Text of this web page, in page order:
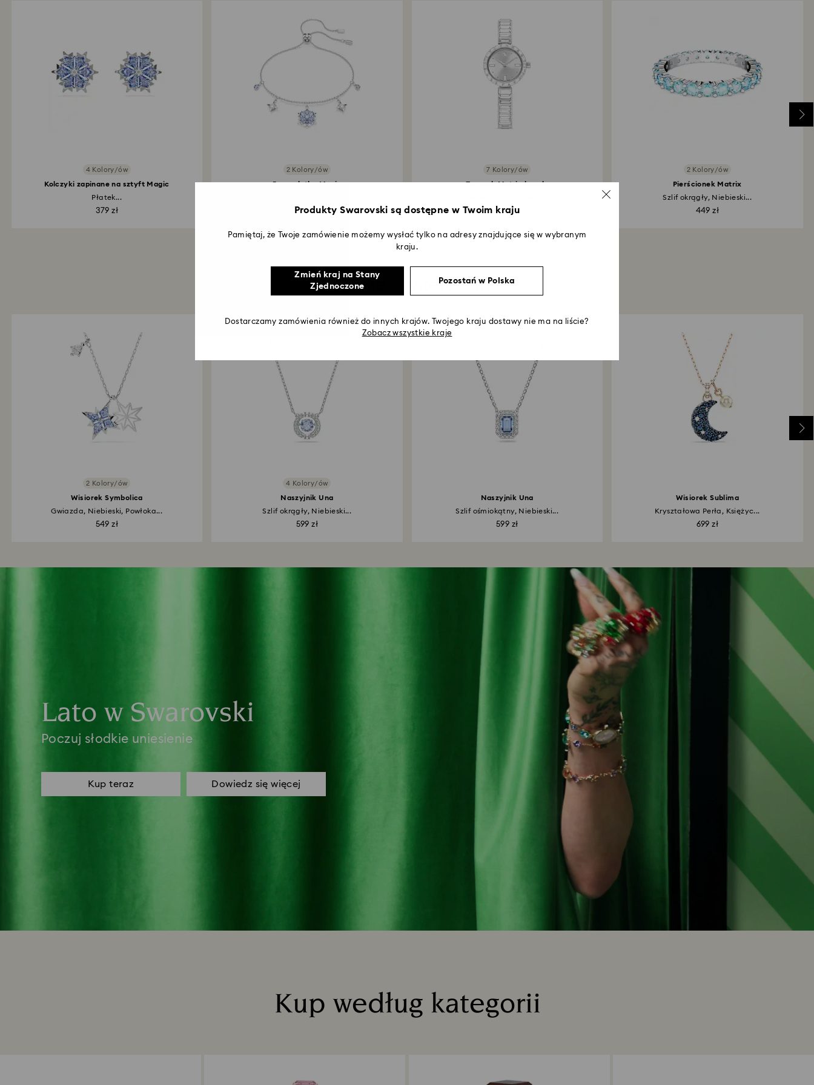
roboczych. Cały proces zwrotu towaru i zwrotu pieniędzy może
zająć do 3–4 tygodni od daty wysłania przesyłki.
4 Kolory/ów
Kolczyki zapinane na sztyft Magic
Płatek...
379 zł
2 Kolory/ów
Bransoletka Magic
449 zł
7 Kolory/ów
Zegarek Matrix bangle
1 500 zł
2 Kolory/ów
Pierścionek Matrix
Szlif okrągły, Niebieski...
449 zł
Może Cię zainteresować
2 Kolory/ów
Wisiorek Symbolica
Gwiazda, Niebieski, Powłoka...
549 zł
4 Kolory/ów
Naszyjnik Una
Szlif okrągły, Niebieski...
599 zł
Naszyjnik Una
Szlif ośmiokątny, Niebieski...
599 zł
Wisiorek Sublima
Kryształowa Perła, Księżyc...
699 zł
Lato w Swarovski
Poczuj słodkie uniesienie
Kup teraz Dowiedz się więcej
Kup według kategorii
Produkty Swarovski są dostępne w Twoim kraju
Pamiętaj, że Twoje zamówienie możemy wysłać tylko na adresy znajdujące się w wybranym
kraju.
Zmień kraj na Stany
Zjednoczone
Pozostań w Polska
Dostarczamy zamówienia również do innych krajów. Twojego kraju dostawy nie ma na liście?
Zobacz wszystkie kraje